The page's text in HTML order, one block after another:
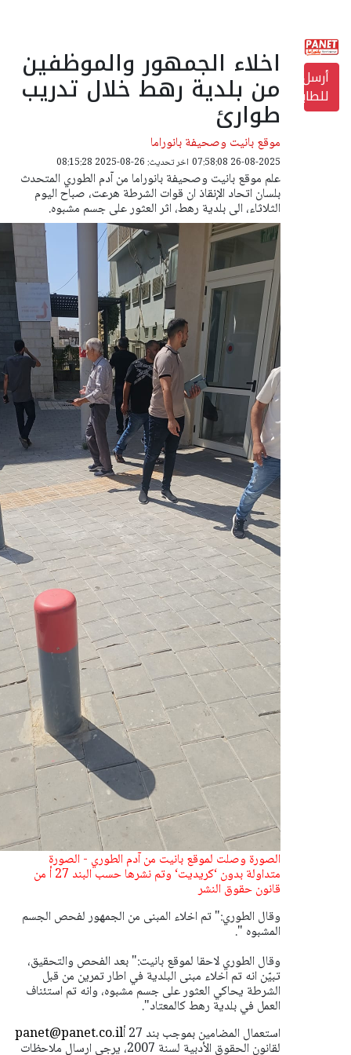
أرسل
للطابعة
اخلاء الجمهور والموظفين
من بلدية رهط خلال تدريب
طوارئ
موقع بانيت وصحيفة بانوراما
26-08-2025 07:58:08 اخر تحديث: 26-08-2025 08:15:28
علم موقع بانيت وصحيفة بانوراما من آدم الطوري المتحدث
بلسان اتحاد الإنقاذ ان قوات الشرطة هرعت، صباح اليوم
الثلاثاء، الى بلدية رهط، اثر العثور على جسم مشبوه.
الصورة وصلت لموقع بانيت من آدم الطوري - الصورة
متداولة بدون ‘كريديت‘ وتم نشرها حسب البند 27 أ من
قانون حقوق النشر
وقال الطوري:" تم اخلاء المبنى من الجمهور لفحص الجسم
المشبوه ".
وقال الطوري لاحقا لموقع بانيت:" بعد الفحص والتحقيق،
تبيّن انه تم اخلاء مبنى البلدية في اطار تمرين من قبل
الشرطة يحاكي العثور على جسم مشبوه، وانه تم استئناف
العمل في بلدية رهط كالمعتاد".
panet@panet.co.ilاستعمال المضامين بموجب بند 27 أ
لقانون الحقوق الأدبية لسنة 2007، يرجى ارسال ملاحظات